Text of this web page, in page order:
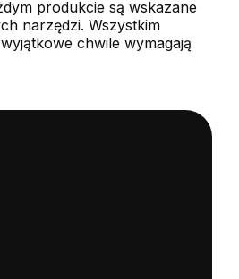
produkcie są wskazane
narzędzi. Wszystkim
chwile wymagają